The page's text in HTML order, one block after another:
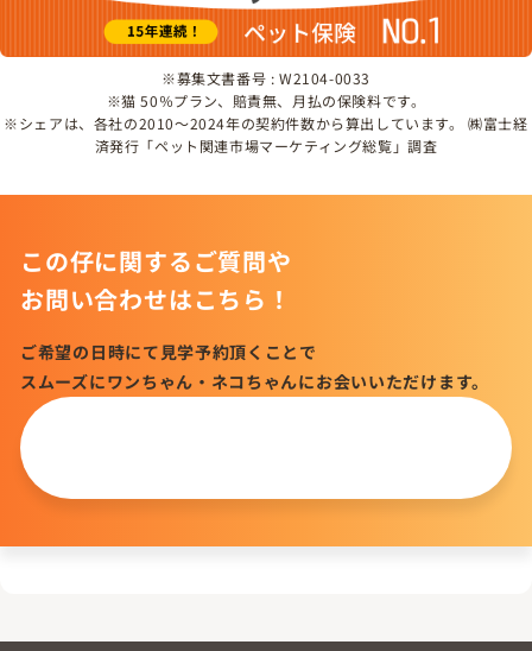
※募集文書番号 : W2104-0033
※猫 50％プラン、賠責無、月払の保険料です。
※シェアは、各社の2010～2024年の契約件数から算出しています。 ㈱富士経
済発行「ペット関連市場マーケティング総覧」調査
この仔に関するご質問や
お問い合わせはこちら！
ご希望の日時にて見学予約頂くことで
スムーズにワンちゃん・ネコちゃんにお会いいただけます。